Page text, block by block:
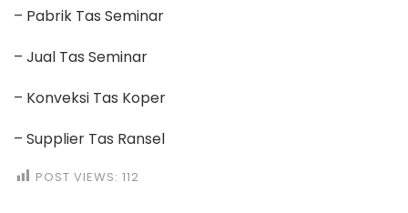
– Pabrik Tas Seminar
– Jual Tas Seminar
– Konveksi Tas Koper
– Supplier Tas Ransel
POST VIEWS: 112